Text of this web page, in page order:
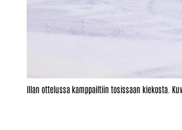
Illan ottelussa kamppailtiin tosissaan kiekosta.